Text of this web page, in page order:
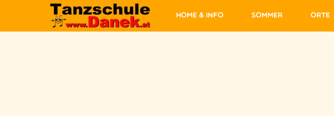
Home & Info Sommer Orte